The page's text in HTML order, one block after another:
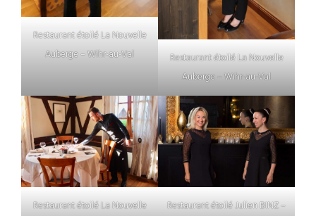
Restaurant étoilé La Nouvelle
Auberge – Wihr-au-Val
Restaurant étoilé La Nouvelle
Auberge – Wihr-au-Val
Restaurant étoilé La Nouvelle
Restaurant étoilé Julien BINZ –